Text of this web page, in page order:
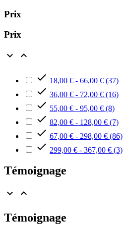
Prix
Prix


 18,00 € - 66,00 € (37)
 36,00 € - 72,00 € (16)
 55,00 € - 95,00 € (8)
 82,00 € - 128,00 € (7)
 67,00 € - 298,00 € (86)
 299,00 € - 367,00 € (3)
Témoignage
 
Témoignage